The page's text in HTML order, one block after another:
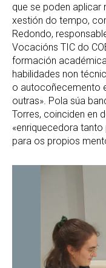
que se poden aplicar
xestión do tempo,
Redondo,
Vocacións TIC do
formación
habilidades non
o autocoñecemento
outras». Pola súa
Torres, coinciden en
«enriquecedora
para os propios